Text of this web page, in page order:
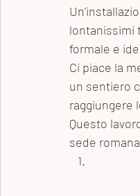
lontanissimi
formale e
Ci piace la
un sentiero
raggiungere
Questo
sede